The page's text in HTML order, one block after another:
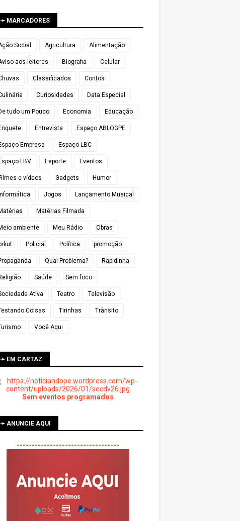
➛ MARCADORES
Social Agricultura Alimentação
aos leitores Biografia Celular
Classificados Contos
Curiosidades Data Especial
tudo um Pouco Economia Educação
Entrevista Espaço ABLOGPE
Empresa Espaço LBC
LBV Esporte Eventos
e vídeos Gadgets Humor
Jogos Lançamento Musical
Matérias Filmada
ambiente Meu Rádio Obras
Policial Política promoção
Qual Problema? Rapidinha
Saúde Sem foco
Ativa Teatro Televisão
Coisas Tirinhas Trânsito
Você Aqui
➛ EM CARTAZ
Sem eventos programados
➛ ANUNCIE AQUI
----------------------------------